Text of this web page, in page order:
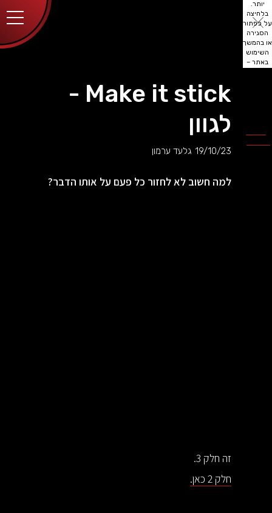
יותר.
בלחיצה
על כפתור
הסגירה
או בהמשך
השימוש
באתר –
Make it stick -
לגוון
19/10/23 גלעד ערמון
למה חשוב לא לחזור כל פעם על אותו הדבר?
זה חלק 3.
חלק 2 כאן.